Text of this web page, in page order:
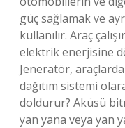
güç sağlamak ve
kullanılır. Araç
elektrik enerjisine
Jeneratör,
dağıtım sistemi
doldurur? Aküsü
yan yana veya yan